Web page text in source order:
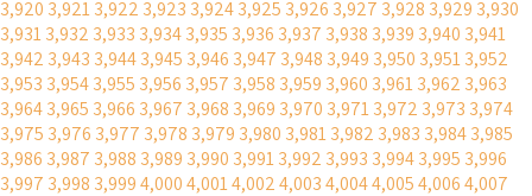
3,920 3,9213,922 3,923 3,9243,925 3,926 3,927 3,928 3,929 3,930
3,9313,932 3,933 3,9343,935 3,936 3,937 3,938 3,939 3,940 3,941
3,942 3,943 3,9443,945 3,946 3,947 3,948 3,949 3,950 3,9513,952
3,953 3,9543,955 3,956 3,957 3,958 3,959 3,960 3,9613,962 3,963
3,9643,965 3,966 3,967 3,968 3,969 3,970 3,9713,972 3,973 3,974
3,975 3,976 3,977 3,978 3,979 3,980 3,9813,982 3,983 3,9843,985
3,986 3,987 3,988 3,989 3,990 3,9913,992 3,993 3,9943,995 3,996
3,997 3,998 3,9994,0004,0014,0024,0034,0044,0054,0064,007